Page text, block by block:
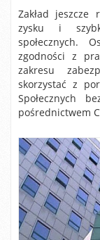
Zakład jeszcze
zysku i
społecznych.
zgodności z
zakresu
skorzystać z
Społecznych
pośrednictwem